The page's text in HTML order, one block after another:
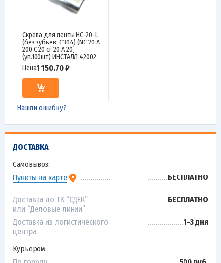
ДОСТАВКА
Самовывоз:
Пункты на карте БЕСПЛАТНО
Доставка до ТК “СДЕК”
или “Деловые линии”
БЕСПЛАТНО
Доставка из логистического
центра
1-3 дня
Курьером:
Скрепа для ленты НС-20-L
(без зубьев; C304) (NC 20 A
200 C 20 сг 20 А 20)
(уп.100шт) ИНСТАЛЛ 42002
Цена1 150.70 ₽
Нашли ошибку?